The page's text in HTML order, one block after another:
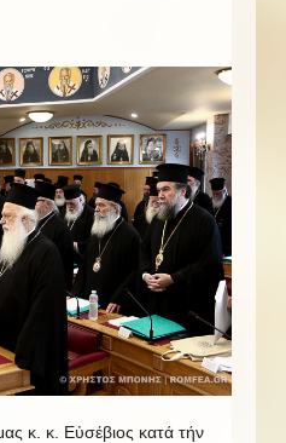
κ. κ. Εὐσέβιος κατά τήν